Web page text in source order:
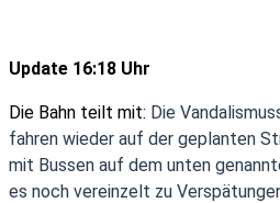
Update 16:18 Uhr
Die Bahn teilt mit: Die
fahren wieder auf der geplanten
mit Bussen auf dem unten
es noch vereinzelt zu